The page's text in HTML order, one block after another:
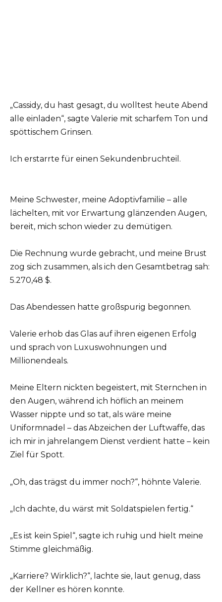
„Cassidy, du hast gesagt, du wolltest heute Abend
alle einladen“, sagte Valerie mit scharfem Ton und
spöttischem Grinsen.
Ich erstarrte für einen Sekundenbruchteil.
Meine Schwester, meine Adoptivfamilie – alle
lächelten, mit vor Erwartung glänzenden Augen,
bereit, mich schon wieder zu demütigen.
Die Rechnung wurde gebracht, und meine Brust
zog sich zusammen, als ich den Gesamtbetrag sah:
5.270,48 $.
Das Abendessen hatte großspurig begonnen.
Valerie erhob das Glas auf ihren eigenen Erfolg
und sprach von Luxuswohnungen und
Millionendeals.
Meine Eltern nickten begeistert, mit Sternchen in
den Augen, während ich höflich an meinem
Wasser nippte und so tat, als wäre meine
Uniformnadel – das Abzeichen der Luftwaffe, das
ich mir in jahrelangem Dienst verdient hatte – kein
Ziel für Spott.
„Oh, das trägst du immer noch?“, höhnte Valerie.
„Ich dachte, du wärst mit Soldatspielen fertig.“
„Es ist kein Spiel“, sagte ich ruhig und hielt meine
Stimme gleichmäßig.
„Karriere? Wirklich?“, lachte sie, laut genug, dass
der Kellner es hören konnte.